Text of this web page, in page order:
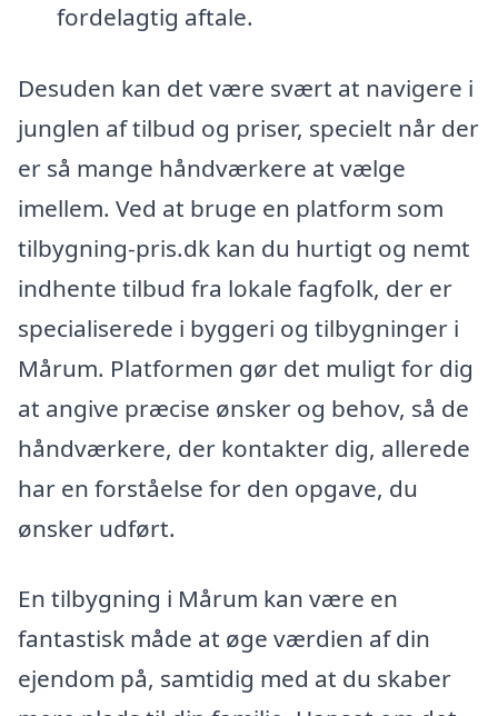
fordelagtig aftale.
Desuden kan det være svært at navigere i
junglen af tilbud og priser, specielt når der
er så mange håndværkere at vælge
imellem. Ved at bruge en platform som
tilbygning-pris.dk kan du hurtigt og nemt
indhente tilbud fra lokale fagfolk, der er
specialiserede i byggeri og tilbygninger i
Mårum. Platformen gør det muligt for dig
at angive præcise ønsker og behov, så de
håndværkere, der kontakter dig, allerede
har en forståelse for den opgave, du
ønsker udført.
En tilbygning i Mårum kan være en
fantastisk måde at øge værdien af din
ejendom på, samtidig med at du skaber